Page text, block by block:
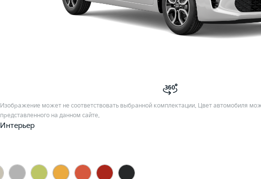
Изображение может не соответствовать выбранной комплектации. Цвет автомобиля
представленного на данном сайте.
Интерьер